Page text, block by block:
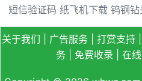
短信验证码 纸飞机下载 钨钢钻
关于我们 广告服务| 打赏支持|
务| 免费收录 在